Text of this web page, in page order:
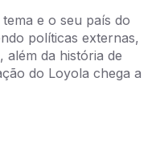
e o seu país do
políticas externas,
além da história de
do Loyola chega a